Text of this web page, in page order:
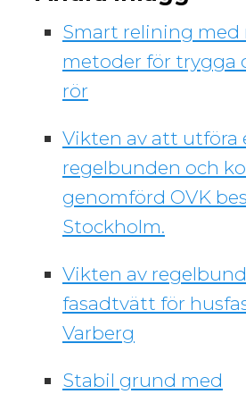
Smart relining med
metoder för trygga
rör
Vikten av att utföra
regelbunden och
genomförd OVK
Stockholm.
Vikten av
fasadtvätt för
Varberg
Stabil grund med